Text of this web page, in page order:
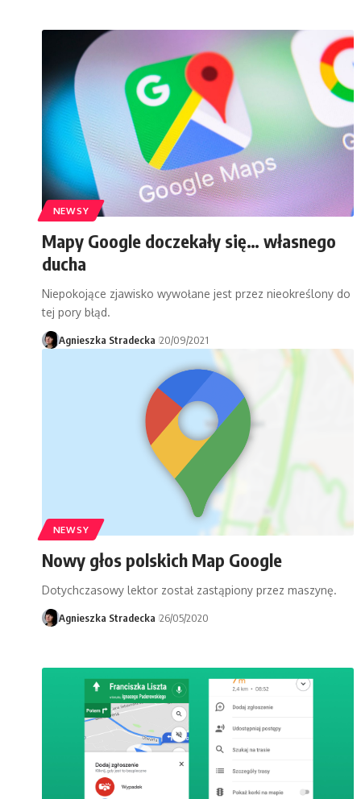
NEWSY
Mapy Google doczekały się… własnego
ducha
Niepokojące zjawisko wywołane jest przez nieokreślony do
tej pory błąd.
Agnieszka Stradecka 20/09/2021
NEWSY
Nowy głos polskich Map Google
Dotychczasowy lektor został zastąpiony przez maszynę.
Agnieszka Stradecka 26/05/2020